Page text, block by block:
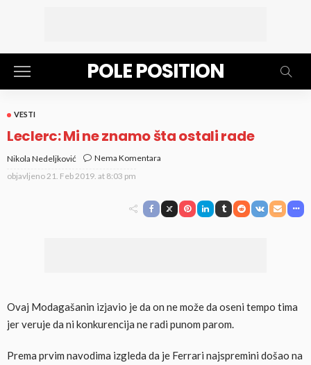
POLE POSITION
VESTI
Leclerc: Mi ne znamo šta ostali rade
Nikola Nedeljković
Nema Komentara
objavljeno 21. Feb 2019. at 8:03 pm
Ovaj Modagašanin izjavio je da on ne može da oseni tempo tima
jer veruje da ni konkurencija ne radi punom parom.
Prema prvim navodima izgleda da je Ferrari najspremini došao na